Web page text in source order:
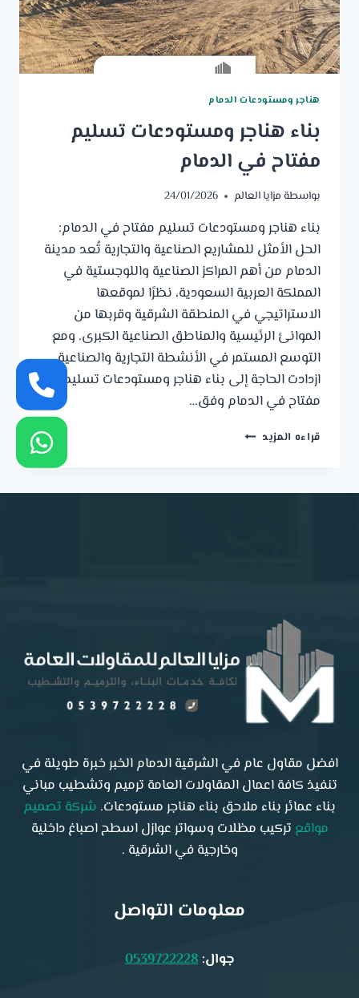
هناجر ومستودعات الدمام
بناء هناجر ومستودعات تسليم
مفتاح في الدمام
بواسطة مزايا العالم 24/01/2026
بناء هناجر ومستودعات تسليم مفتاح في الدمام:
الحل الأمثل للمشاريع الصناعية والتجارية تُعد مدينة
الدمام من أهم المراكز الصناعية واللوجستية في
المملكة العربية السعودية، نظرًا لموقعها
الاستراتيجي في المنطقة الشرقية وقربها من
الموانئ الرئيسية والمناطق الصناعية الكبرى. ومع
التوسع المستمر في الأنشطة التجارية والصناعية،
ازدادت الحاجة إلى بناء هناجر ومستودعات تسليم
مفتاح في الدمام وفق…
قراءه المزيد بناء
افضل مقاول عام في الشرقية الدمام الخبر خبرة طويلة في
تنفيذ كافة اعمال المقاولات العامة ترميم وتشطيب مباني
بناء عمائر بناء ملاحق بناء هناجر مستودعات. شركة تصميم
مواقع تركيب مظلات وسواتر عوازل اسطح اصباغ داخلية
وخارجية في الشرقية .
معلومات التواصل
جوال:0539722228